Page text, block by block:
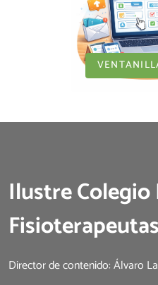
Ilustre
Director de contenido: Álvaro